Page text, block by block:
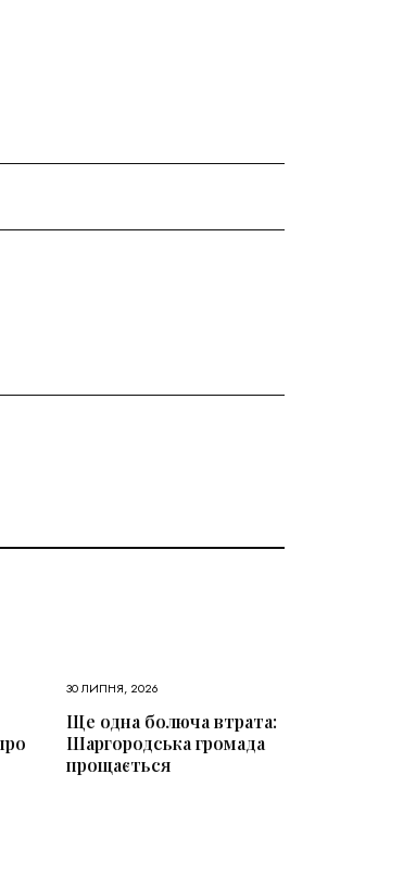
30 ЛИПНЯ, 2026
Ще одна болюча втрата:
Шаргородська громада
прощається